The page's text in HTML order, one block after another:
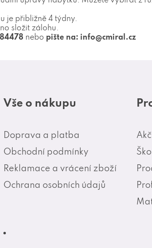
je přibližně 4 týdny.
složit zálohu.
nebo pište na: info@cmiral.cz
Vše o nákupu
Doprava a platba
Obchodní podmínky
Reklamace a vrácení zboží
Ochrana osobních údajů